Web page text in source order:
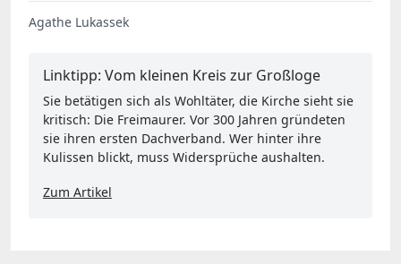
Agathe Lukassek
Linktipp: Vom kleinen Kreis zur Großloge
Sie betätigen sich als Wohltäter, die Kirche sieht sie
kritisch: Die Freimaurer. Vor 300 Jahren gründeten
sie ihren ersten Dachverband. Wer hinter ihre
Kulissen blickt, muss Widersprüche aushalten.
Zum Artikel